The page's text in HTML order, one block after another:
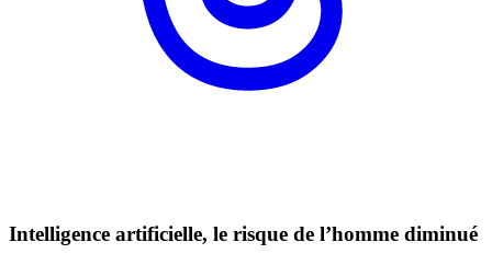
Intelligence artificielle, le risque de l’homme diminué